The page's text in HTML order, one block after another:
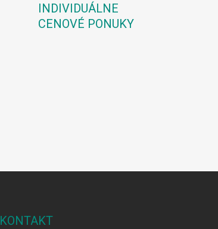
INDIVIDUÁLNE
CENOVÉ PONUKY
KONTAKT